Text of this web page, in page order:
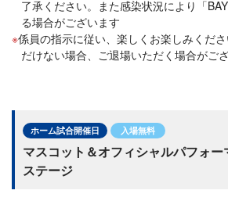
了承ください。また感染状況により「
る場合がございます
係員の指示に従い、楽しくお楽しみくだ
だけない場合、ご退場いただく場合がご
ホーム試合開催日 入場無料
マスコット＆オフィシャルパフォ
ステージ